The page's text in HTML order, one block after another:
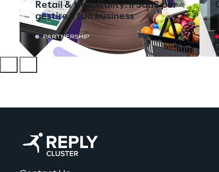
Retail & Hospitality: il SaaS per
gestire il tuo business
PARTNERSHIP